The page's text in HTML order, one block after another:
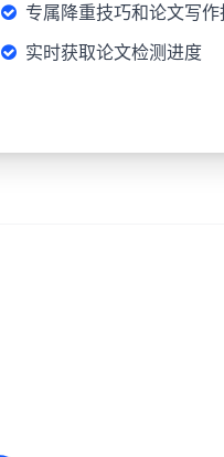
专属降重技巧和论文写作
实时获取论文检测进度